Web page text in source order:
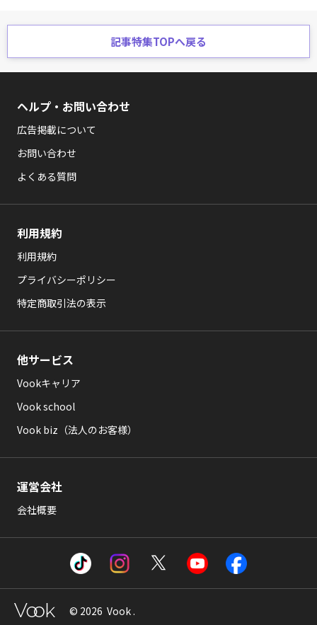
記事特集TOPへ戻る
ヘルプ・お問い合わせ
広告掲載について
お問い合わせ
よくある質問
利用規約
利用規約
プライバシーポリシー
特定商取引法の表示
他サービス
Vookキャリア
Vook school
Vook biz（法人のお客様）
運営会社
会社概要
© 2026 Vook .